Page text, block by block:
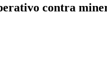
contra